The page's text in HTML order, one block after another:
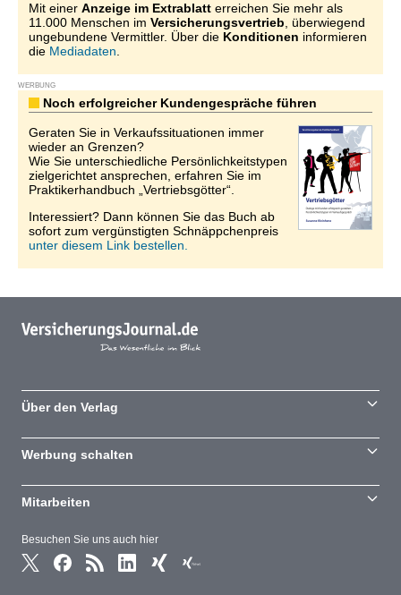
Mit einer Anzeige im Extrablatt erreichen Sie mehr als
11.000 Menschen im Versicherungsvertrieb , überwiegend
ungebundene Vermittler. Über die Konditionen informieren
die Mediadaten
WERBUNG
Noch erfolgreicher Kundengespräche führen
Geraten Sie in Verkaufssituationen immer
wieder an Grenzen?
Wie Sie unterschiedliche Persönlichkeitstypen
zielgerichtet ansprechen, erfahren Sie im
Praktikerhandbuch „Vertriebsgötter“.
Interessiert? Dann können Sie das Buch ab
sofort zum vergünstigten Schnäppchenpreis
unter diesem Link bestellen.
Besuchen Sie uns auch hier
Über den Verlag
Werbung schalten
Mitarbeiten